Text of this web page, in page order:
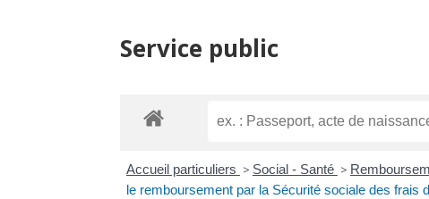
Service public
Accueil particuliers > Social - Santé >
le remboursement par la Sécurité sociale des frais